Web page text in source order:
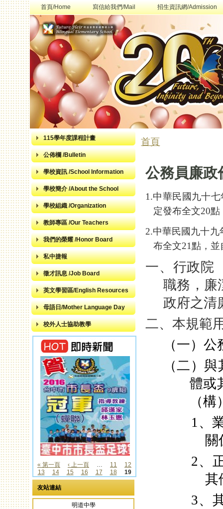
首頁/Home 寫信給我們/Mail 招生資訊網/Admission
115學年度課程計畫
公佈欄 /Bulletin
學校資訊 /School Information
學校簡介 /About the School
學校組織 /Organization
教師專區 /Our Teachers
我們的榮耀 /Honor Board
私中捷報
徵才訊息 /Job Board
英文學習區/English Resources
母語日/Mother Language Day
校外人士協助教學
頁面
« 第一頁 ‹ 上一頁 … 11
12
13
14 15 16 17 18 19
友站連結
明道中學
您在這裡
首頁
公務員廉政
1.中華民國九十
定發布全文20點
2.中華民國九十九
布全文21點，並
一、行政院
職務，廉
政府之清
二、本規範
（一）
（二）
體或
（
1 、
關
2 、
其
3、